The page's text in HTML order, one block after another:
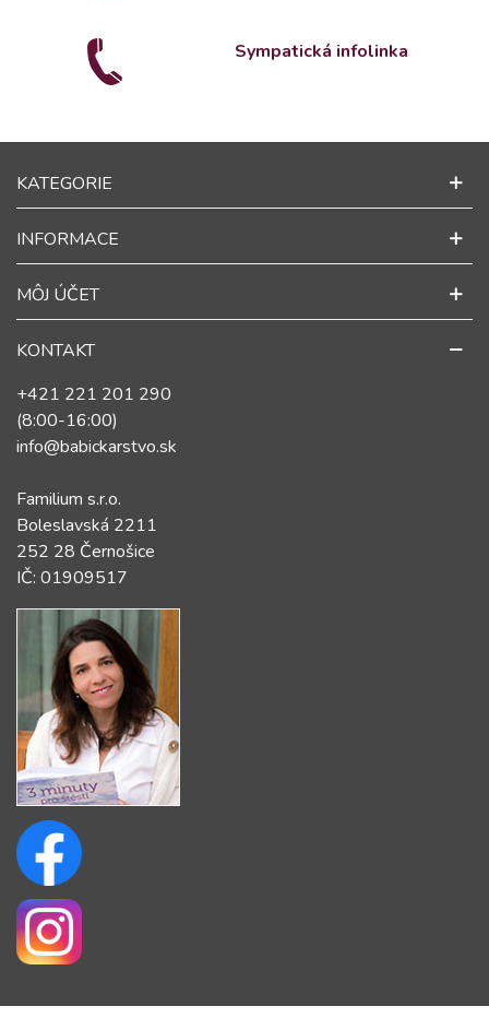
Sympatická infolinka
KATEGORIE
INFORMACE
MÔJ ÚČET
KONTAKT
+421 221 201 290
(8:00-16:00)
info@babickarstvo.sk
Familium s.r.o.
Boleslavská 2211
252 28 Černošice
IČ: 01909517